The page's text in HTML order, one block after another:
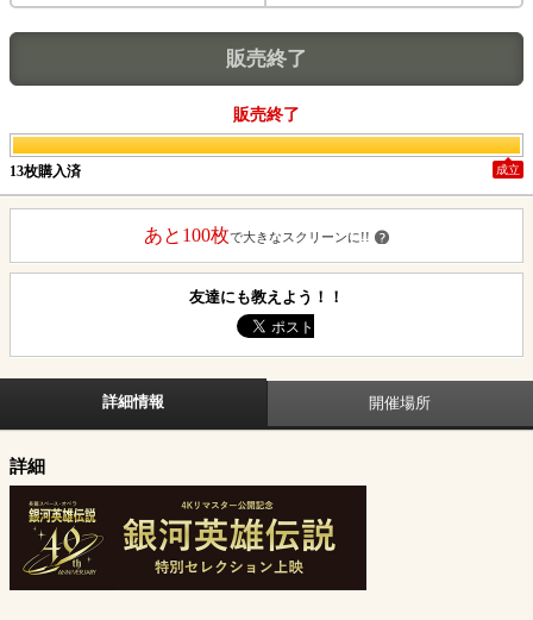
販売終了
販売終了
13枚購入済 成立
あと100枚で大きなスクリーンに!!
友達にも教えよう！！
詳細情報 開催場所
詳細